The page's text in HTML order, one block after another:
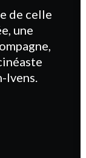
de celle
une
Ivens.